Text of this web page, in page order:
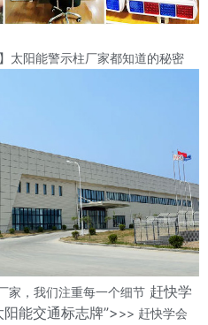
太阳能警示柱厂家都知道的秘密
家，我们注重每一个细节 赶快学
能交通标志牌”>>> 赶快学会